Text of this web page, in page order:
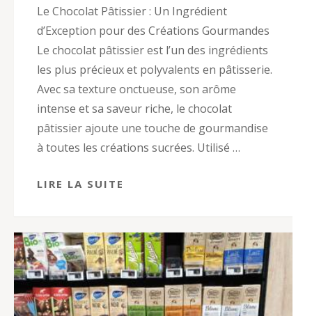
Le Chocolat Pâtissier : Un Ingrédient
d’Exception pour des Créations Gourmandes
Le chocolat pâtissier est l’un des ingrédients
les plus précieux et polyvalents en pâtisserie.
Avec sa texture onctueuse, son arôme
intense et sa saveur riche, le chocolat
pâtissier ajoute une touche de gourmandise
à toutes les créations sucrées. Utilisé …
LIRE LA SUITE